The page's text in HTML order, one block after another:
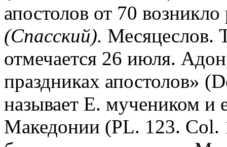
апостолов от 70
(Спасский). Месяцеслов.
отмечается 26 июля.
праздниках апостолов»
называет Е. мучеником
Македонии (PL. 123. Col.